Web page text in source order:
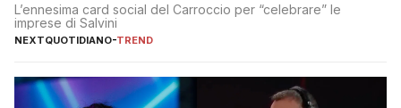
L’ennesima card social del Carroccio per “celebrare” le
imprese di Salvini
NEXTQUOTIDIANO-TREND